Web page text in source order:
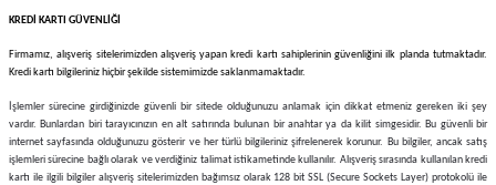
Mısır Patlatma Makineleri
Mikserler
Mutfak Robotları
KREDİ KARTI GÜVENLİĞİ
Firmamız, alışveriş sitelerimizden alışveriş yapan kredi kartı sahiplerinin güvenliğini ilk planda tutmaktadır.
Kredi kartı bilgileriniz hiçbir şekilde sistemimizde saklanmamaktadır.
İşlemler sürecine girdiğinizde güvenli bir sitede olduğunuzu anlamak için dikkat etmeniz gereken iki şey
vardır. Bunlardan biri tarayıcınızın en alt satırında bulunan bir anahtar ya da kilit simgesidir. Bu güvenli bir
internet sayfasında olduğunuzu gösterir ve her türlü bilgileriniz şifrelenerek korunur. Bu bilgiler, ancak satış
işlemleri sürecine bağlı olarak ve verdiğiniz talimat istikametinde kullanılır. Alışveriş sırasında kullanılan kredi
kartı ile ilgili bilgiler alışveriş sitelerimizden bağımsız olarak 128 bit SSL (Secure Sockets Layer) protokolü ile